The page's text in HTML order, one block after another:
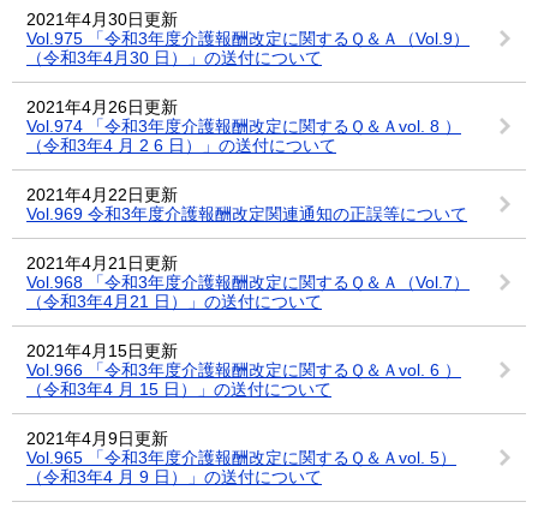
2021年4月30日更新
Vol.975 「令和3年度介護報酬改定に関するＱ＆Ａ（Vol.9）
（令和3年4月30 日）」の送付について
2021年4月26日更新
Vol.974 「令和3年度介護報酬改定に関するＱ＆Ａvol. 8 ）
（令和3年4 月 2 6 日）」の送付について
2021年4月22日更新
Vol.969 令和3年度介護報酬改定関連通知の正誤等について
2021年4月21日更新
Vol.968 「令和3年度介護報酬改定に関するＱ＆Ａ（Vol.7）
（令和3年4月21 日）」の送付について
2021年4月15日更新
Vol.966 「令和3年度介護報酬改定に関するＱ＆Ａvol. 6 ）
（令和3年4 月 15 日）」の送付について
2021年4月9日更新
Vol.965 「令和3年度介護報酬改定に関するＱ＆Ａvol. 5）
（令和3年4 月 9 日）」の送付について